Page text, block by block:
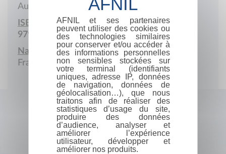
Auto-édition
ISBN :
979-10-415-6923-6
Nationalité :
France
AFNIL et ses partenaires
peuvent utiliser des cookies ou
des technologies similaires
pour conserver et/ou accéder à
des informations personnelles
non sensibles stockées sur
votre terminal (identifiants
uniques, adresse IP, données
de navigation, données de
géolocalisation…), que nous
traitons afin de réaliser des
statistiques d’usage du site,
produire des données
d’audience, analyser et
améliorer l’expérience
utilisateur, développer et
améliorer nos produits.